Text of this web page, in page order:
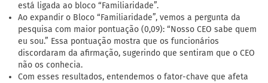
está ligada ao bloco “Familiaridade”.
Ao expandir o Bloco “Familiaridade”, vemos a pergunta da
pesquisa com maior pontuação (0,09): “Nosso CEO sabe quem
eu sou.” Essa pontuação mostra que os funcionários
discordaram da afirmação, sugerindo que sentiram que o CEO
não os conhecia.
Com esses resultados, entendemos o fator-chave que afeta